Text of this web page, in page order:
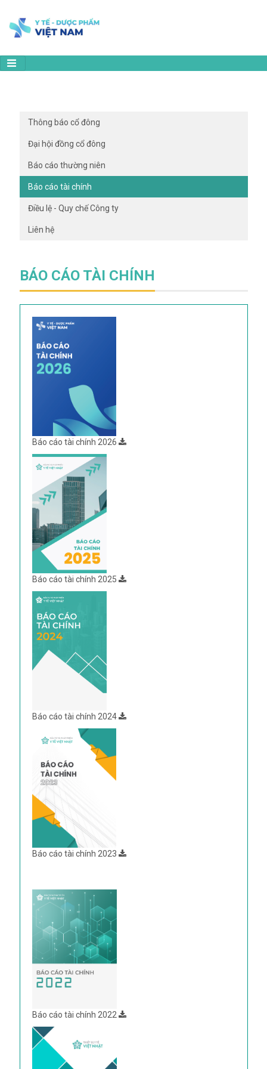
Thông báo cổ đông
Đại hội đồng cổ đông
Báo cáo thường niên
Báo cáo tài chính
Điều lệ - Quy chế Công ty
Liên hệ
BÁO CÁO TÀI CHÍNH
Báo cáo tài chính 2026
Báo cáo tài chính 2025
Báo cáo tài chính 2024
Báo cáo tài chính 2023
Báo cáo tài chính 2022